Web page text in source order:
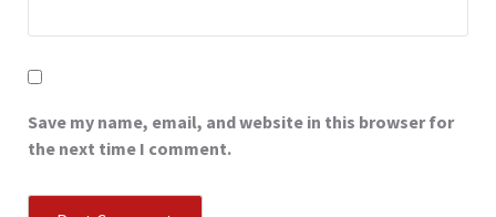
Save my name, email, and website in this browser for
the next time I comment.